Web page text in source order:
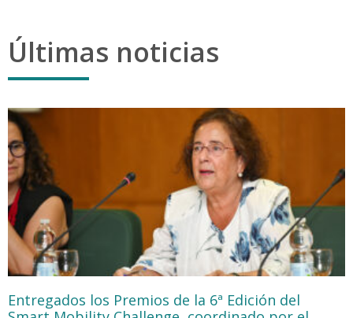
Últimas noticias
Entregados los Premios de la 6ª Edición del